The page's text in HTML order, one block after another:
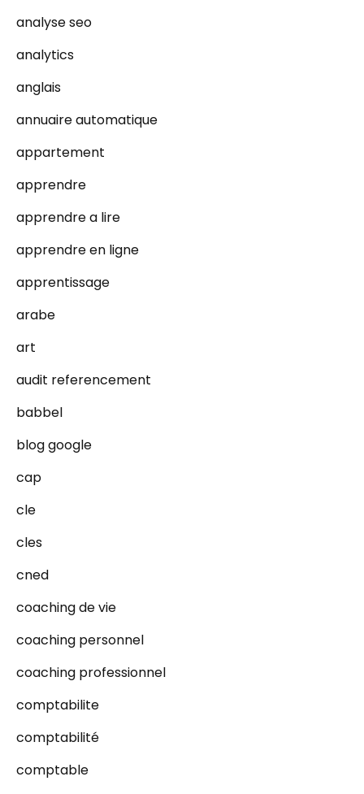
analyse seo
analytics
anglais
annuaire automatique
appartement
apprendre
apprendre a lire
apprendre en ligne
apprentissage
arabe
art
audit referencement
babbel
blog google
cap
cle
cles
cned
coaching de vie
coaching personnel
coaching professionnel
comptabilite
comptabilité
comptable